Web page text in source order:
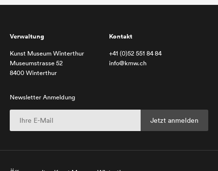
Verwaltung
Kunst Museum Winterthur
Museumstrasse 52
8400 Winterthur
Kontakt
+41 (0)52 551 84 84
info@kmw.ch
Newsletter Anmeldung